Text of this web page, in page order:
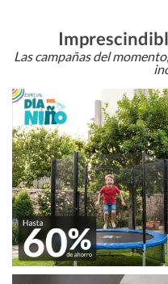
Las campañas del